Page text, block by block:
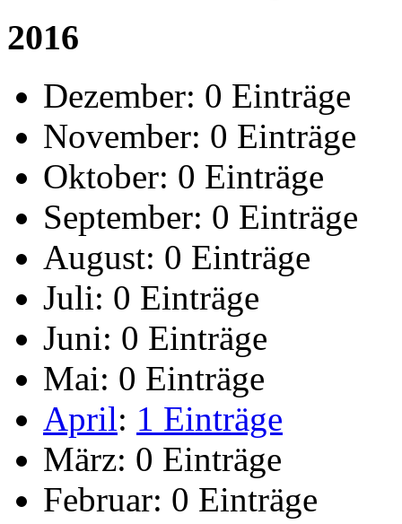
2016
Dezember: 0 Einträge
November: 0 Einträge
Oktober: 0 Einträge
September: 0 Einträge
August: 0 Einträge
Juli: 0 Einträge
Juni: 0 Einträge
Mai: 0 Einträge
April: 1 Einträge
März: 0 Einträge
Februar: 0 Einträge